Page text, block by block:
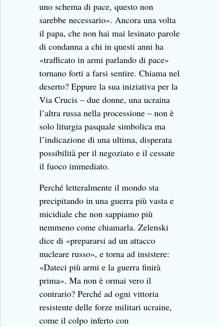
uno schema di pace, questo non
sarebbe necessario». Ancora una volta
il papa, che non hai mai lesinato parole
di condanna a chi in questi anni ha
«trafficato in armi parlando di pace»
tornano forti a farsi sentire. Chiama nel
deserto? Eppure la sua iniziativa per la
Via Crucis – due donne, una ucraina
l’altra russa nella processione – non è
solo liturgia pasquale simbolica ma
l’indicazione di una ultima, disperata
possibilità per il negoziato e il cessate
il fuoco immediato.
Perché letteralmente il mondo sta
precipitando in una guerra più vasta e
micidiale che non sappiamo più
nemmeno come chiamarla. Zelenski
dice di «prepararsi ad un attacco
nucleare russo», e torna ad insistere:
«Dateci più armi e la guerra finirà
prima». Ma non è ormai vero il
contrario? Perché ad ogni vittoria
resistente delle forze militari ucraine,
come il colpo inferto con